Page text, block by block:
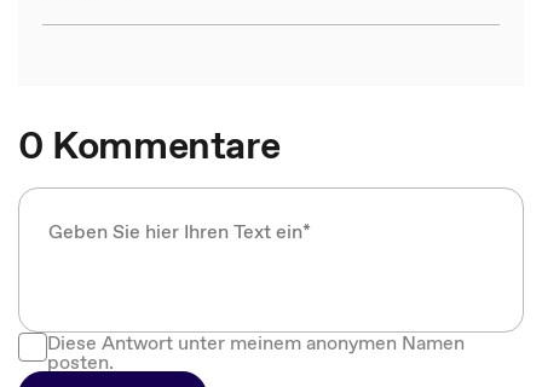
0 Kommentare
Diese Antwort unter meinem anonymen Namen
posten.